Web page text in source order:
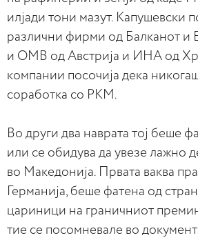
илјади тони мазут. Капушевски
различни фирми од Балканот и
и ОМВ од Австрија и ИНА од
компании посочија дека
соработка со РКМ.
Во други два наврата тој беше
или се обидува да увезе лажно
во Македонија. Првата ваква
Германија, беше фатена од
цариници на граничниот
тие се посомневале во